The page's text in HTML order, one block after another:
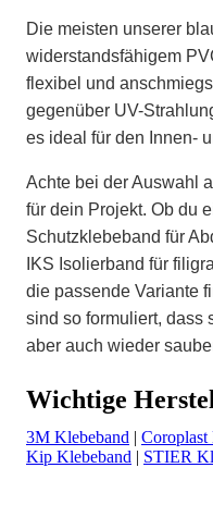
Die meisten unserer
widerstandsfähigem
flexibel und
gegenüber UV-
es ideal für den Innen-
Achte bei der Auswahl
für dein Projekt. Ob du
Schutzklebeband für
IKS Isolierband für
die passende Variante
sind so formuliert, dass
aber auch wieder
Wichtige
3M Klebeband | Coroplast
Kip Klebeband | STIER